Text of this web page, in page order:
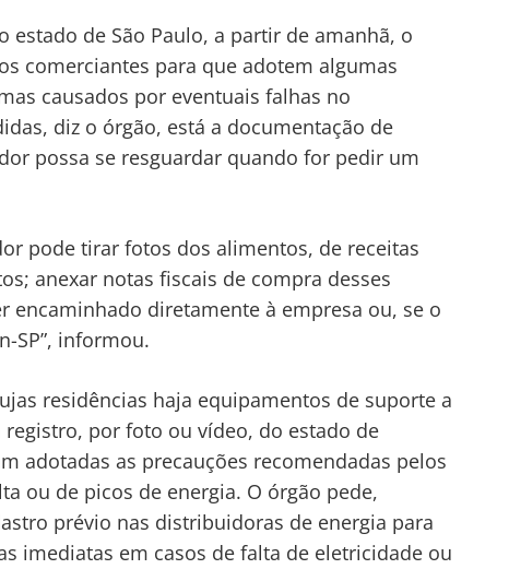
de São Paulo, a partir de amanhã, o
comerciantes para que adotem algumas
causados por eventuais falhas no
diz o órgão, está a documentação de
possa se resguardar quando for pedir um
pode tirar fotos dos alimentos, de receitas
anexar notas fiscais de compra desses
diretamente à empresa ou, se o
SP”, informou.
residências haja equipamentos de suporte a
por foto ou vídeo, do estado de
adotadas as precauções recomendadas pelos
ou de picos de energia. O órgão pede,
prévio nas distribuidoras de energia para
imediatas em casos de falta de eletricidade ou